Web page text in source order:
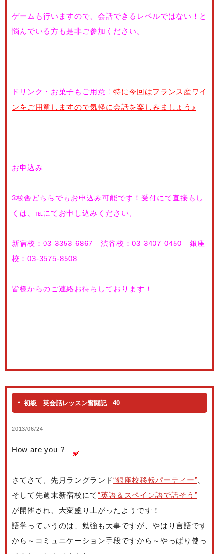
ゲームも行いますので、会話できるレベルではない！と
悩んでいる方も是非ご参加ください。
ドリンク・お菓子もご用意！ 特に今回はフランス産ワイ
ンをご用意しますので気軽に会話を楽しみましょう♪
お申込み
3校舎どちらでもお申込み可能です！受付にて直接もし
くは、℡にてお申し込みください。
新宿校：03-3353-6867 渋谷校：03-3407-0450 銀座
校：03-3575-8508
皆様からのご連絡お待ちしております！
初級 英会話レッスン奮闘記 40
2013/06/24
How are you ?
さてさて、先月ラングランド“銀座校移転パーティー”
そして先週末新宿校にて“英語＆スペイン語で話そう”
が開催され、大変盛り上がったようです！
語学っていうのは、勉強も大事ですが、やはり言語です
から～コミュニケーション手段ですから～やっぱり使っ